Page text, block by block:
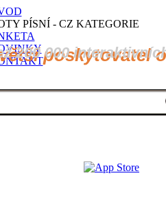
PÍSNÍ - CZ KATEGORIE
poskytovatel
200 000